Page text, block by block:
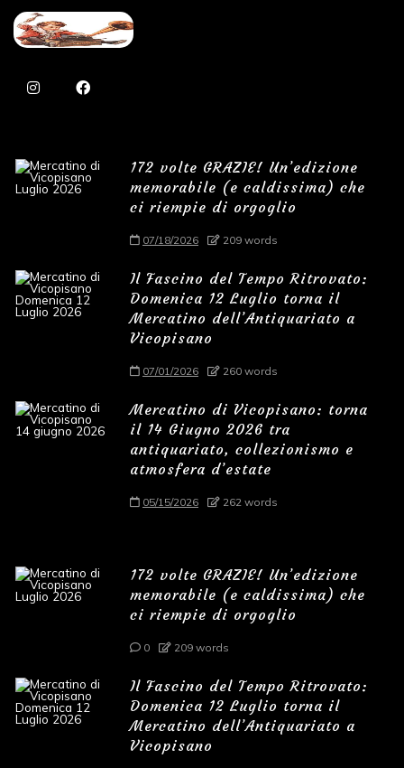
172 volte GRAZIE! Un’edizione
memorabile (e caldissima) che
ci riempie di orgoglio
07/18/2026 209 words
Il Fascino del Tempo Ritrovato:
Domenica 12 Luglio torna il
Mercatino dell’Antiquariato a
Vicopisano
07/01/2026 260 words
Mercatino di Vicopisano: torna
il 14 Giugno 2026 tra
antiquariato, collezionismo e
atmosfera d’estate
05/15/2026 262 words
172 volte GRAZIE! Un’edizione
memorabile (e caldissima) che
ci riempie di orgoglio
0 209 words
Il Fascino del Tempo Ritrovato:
Domenica 12 Luglio torna il
Mercatino dell’Antiquariato a
Vicopisano